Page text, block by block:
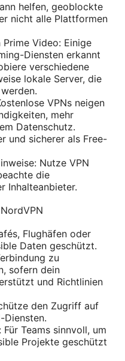
helfen, geoblockte
nicht alle Plattformen
Video: Einige
Diensten erkannt
verschiedene
lokale Server, die
VPNs neigen
mehr
Datenschutz.
und sicherer als Free-
Nutze VPN
die
Inhalteanbieter.
Flughäfen oder
Daten geschützt.
zu
sofern dein
und Richtlinien
den Zugriff auf
Diensten.
Teams sinnvoll, um
Projekte geschützt